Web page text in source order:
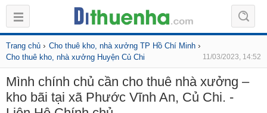
Trang chủ › Cho thuê kho, nhà xưởng TP Hồ Chí Minh ›
Cho thuê kho, nhà xưởng Huyện Củ Chi 11/03/2023, 14:52
Mình chính chủ cần cho thuê nhà xưởng –
kho bãi tại xã Phước Vĩnh An, Củ Chi. -